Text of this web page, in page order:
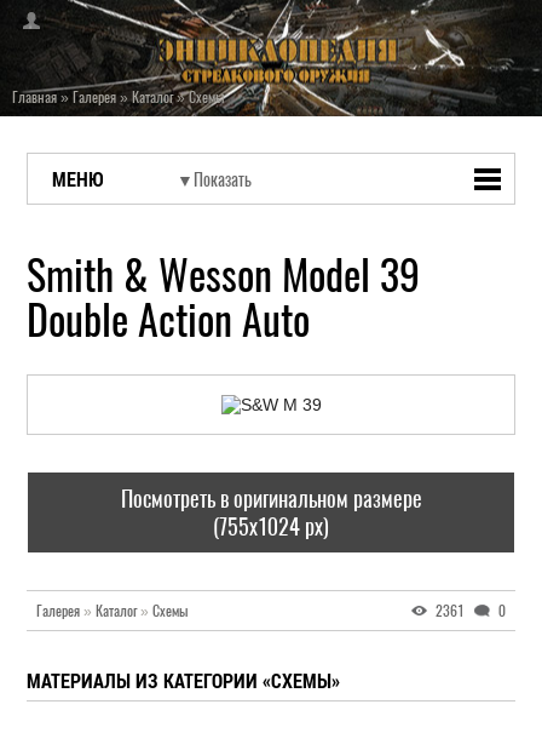
Главная»Галерея»Каталог»Схемы
МЕНЮ
Smith & Wesson Model 39
Double Action Auto
Посмотреть в оригинальном размере
(755x1024 px)
Галерея » Каталог» Схемы 2361 0
МАТЕРИАЛЫ ИЗ КАТЕГОРИИ «СХЕМЫ»